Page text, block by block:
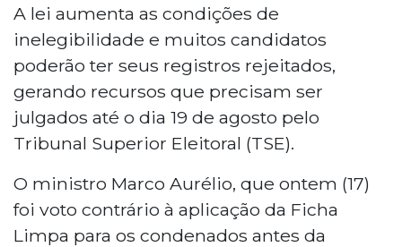
A lei aumenta as condições de
inelegibilidade e muitos candidatos
poderão ter seus registros rejeitados,
gerando recursos que precisam ser
julgados até o dia 19 de agosto pelo
Tribunal Superior Eleitoral (TSE).
O ministro Marco Aurélio, que ontem (17)
foi voto contrário à aplicação da Ficha
Limpa para os condenados antes da